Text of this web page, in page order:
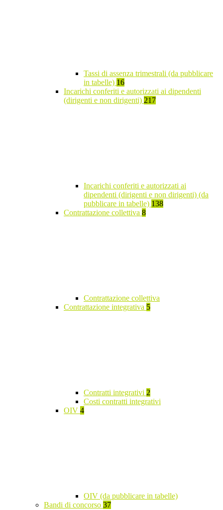
Tassi di assenza trimestrali (da pubblicare
in tabelle) 16
Incarichi conferiti e autorizzati ai dipendenti
(dirigenti e non dirigenti) 217
Incarichi conferiti e autorizzati ai
dipendenti (dirigenti e non dirigenti) (da
pubblicare in tabelle) 138
Contrattazione collettiva 8
Contrattazione collettiva
Contrattazione integrativa 5
Contratti integrativi 2
Costi contratti integrativi
OIV 4
OIV (da pubblicare in tabelle)
Bandi di concorso 37